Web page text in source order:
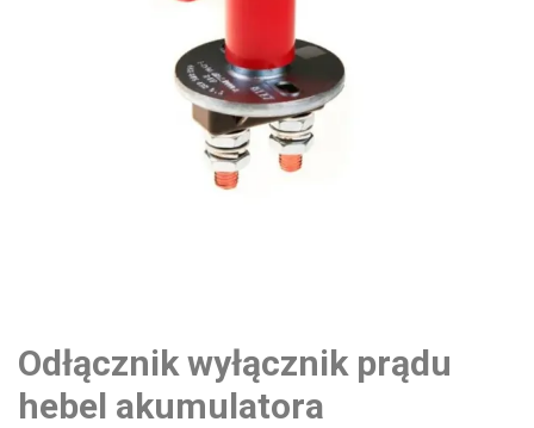
Odłącznik wyłącznik prądu
hebel akumulatora